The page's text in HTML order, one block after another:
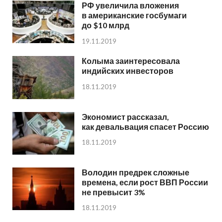
РФ увеличила вложения
в американские госбумаги
до $10 млрд
19.11.2019
Колыма заинтересовала
индийских инвесторов
18.11.2019
Экономист рассказал,
как девальвация спасет Россию
18.11.2019
Володин предрек сложные
времена, если рост ВВП России
не превысит 3%
18.11.2019